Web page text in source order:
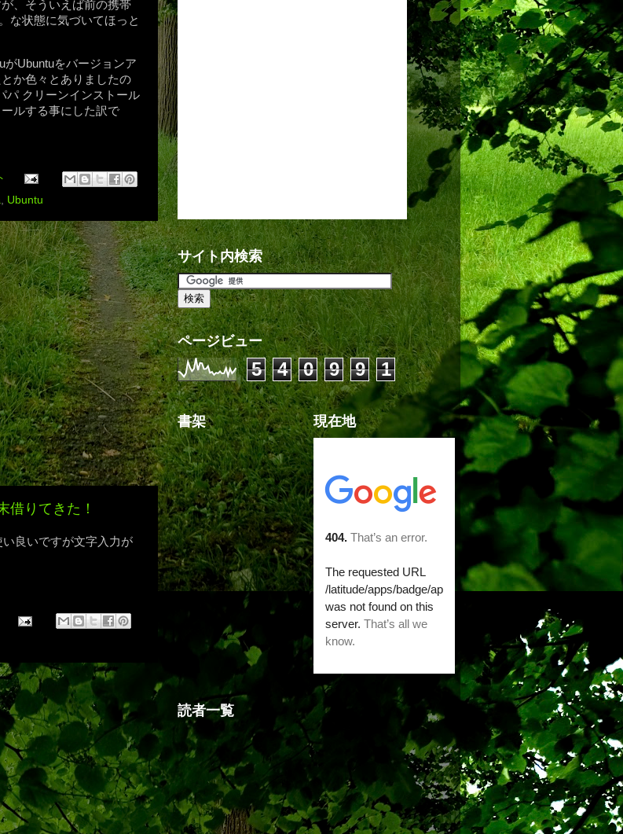
、そういえば前の携帯
な状態に気づいてほっと
Ubuntuをバージョンア
か色々とありましたの
パ クリーンインストール
ルする事にした訳で
Ubuntu
借りてきた！
良いですが文字入力が
サイト内検索
ページビュー
5 4 0 9 9 1
書架 現在地
読者一覧